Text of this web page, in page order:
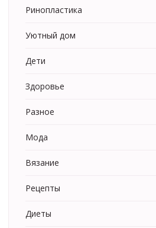
Ринопластика
Уютный дом
Дети
Здоровье
Разное
Мода
Вязание
Рецепты
Диеты